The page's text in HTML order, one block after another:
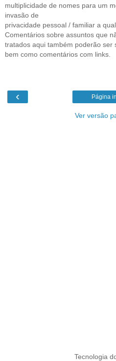
multiplicidade de nomes para um
invasão de
privacidade pessoal / familiar a
Comentários sobre assuntos que
tratados aqui também poderão ser
bem como comentários com links.
‹ Página
Ver versão
Tecnologia